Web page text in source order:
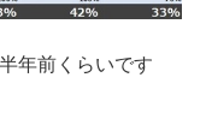
年前くらいです